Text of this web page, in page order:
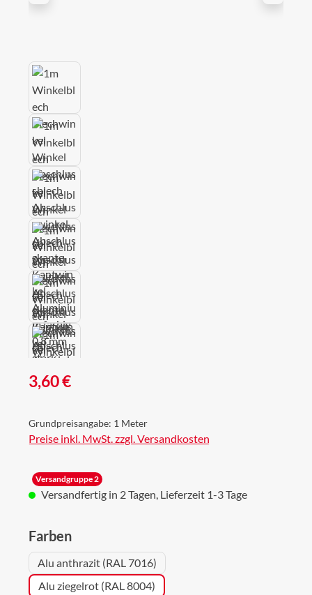
Regulärer Preis:
3,60 €
Grundpreisangabe: 1 Meter
Preise inkl. MwSt. zzgl. Versandkosten
Versandgruppe 2
Versandfertig in 2 Tagen, Lieferzeit 1-3 Tage
Farbenauswählen
Alu anthrazit (RAL 7016)
Alu ziegelrot (RAL 8004)